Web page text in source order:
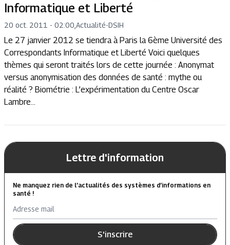
Informatique et Liberté
20 oct. 2011 - 02:00 Actualité-DSIH
Le 27 janvier 2012 se tiendra à Paris la 6ème Université des
Correspondants Informatique et Liberté Voici quelques
thèmes qui seront traités lors de cette journée : Anonymat
versus anonymisation des données de santé : mythe ou
réalité ? Biométrie : L’expérimentation du Centre Oscar
Lambre...
Lettre d'information
Ne manquez rien de l’actualités des systèmes d’informations en
santé !
Adresse mail
S'inscrire